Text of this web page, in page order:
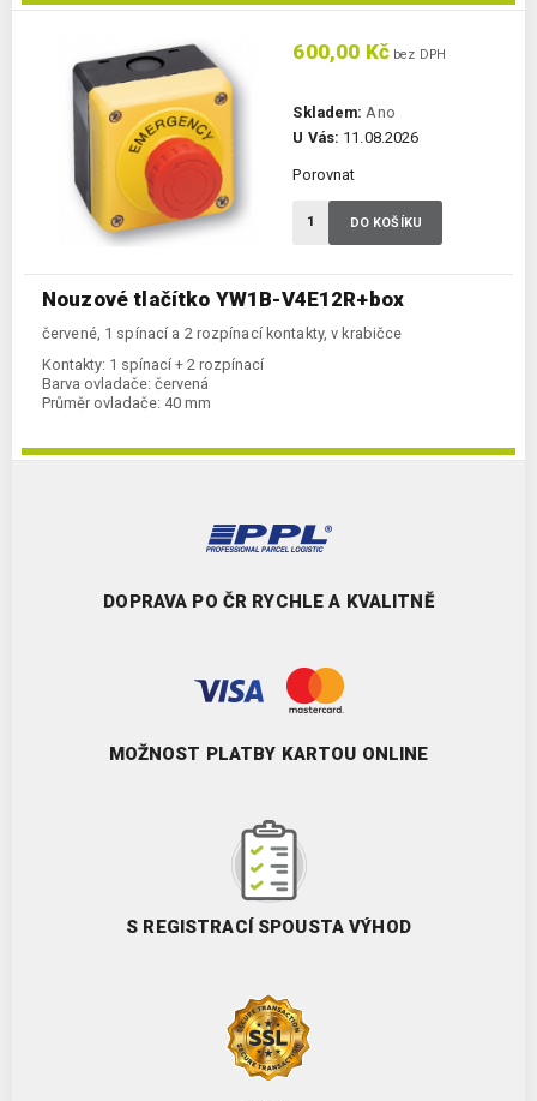
Nouzové tlačítko YW1B-V4E12R+box
červené, 1 spínací a 2 rozpínací kontakty, v krabičce
Kontakty: 1 spínací + 2 rozpínací
Barva ovladače: červená
Průměr ovladače: 40 mm
600,00 Kč bez DPH
Skladem: Ano
U Vás: 11.08.2026
Porovnat
DO KOŠÍKU
DOPRAVA PO ČR RYCHLE A KVALITNĚ
MOŽNOST PLATBY KARTOU ONLINE
S REGISTRACÍ SPOUSTA VÝHOD